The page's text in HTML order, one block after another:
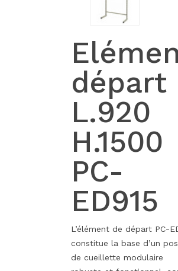
départ
L.920
H.1500
PC-
ED915
L’élément de départ PC-
constitue la base d’un
de cueillette modulaire